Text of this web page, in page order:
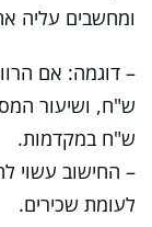
ומחשבים עליה
ש"ח במקדמות.
– החישוב עשוי
לעומת שכירים.